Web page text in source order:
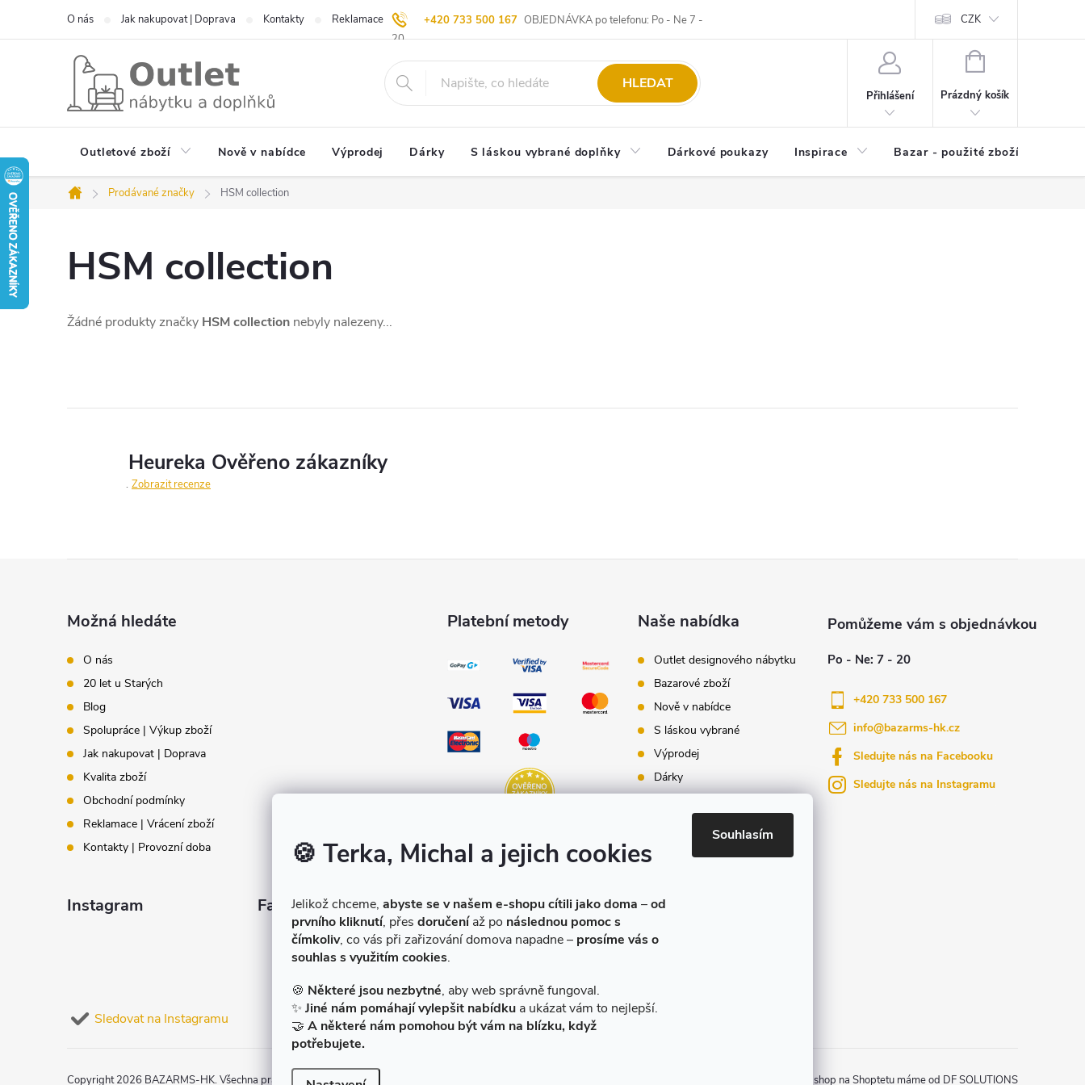
+420 733 500 167 OBJEDNÁVKA po telefonu: Po - Ne 7 -
20
🍪 Terka, Michal a jejich cookies
Jelikož chceme, abyste se v našem e-shopu cítili jako doma –od
prvního kliknutí, přes doručeníaž po následnou pomoc s
čímkoliv, co vás při zařizování domova napadne – prosíme vás o
souhlas s využitím cookies.
🍪 Některé jsou nezbytné, aby web správně fungoval.
✨ Jiné nám pomáhají vylepšit nabídku a ukázat vám to nejlepší.
🤝 A některé nám pomohou být vám na blízku, když
potřebujete.
Souhlasím
O nás Jak nakupovat | Doprava Kontakty Reklamace | Vrácení zboží Blog 20 let u Starých Komisní prodej | Výkup zboží Kvalita zboží Spolupráce |
CZK
HLEDAT
Přihlášení
NÁKUPNÍ
Prázdný košík
Outletové zboží Nově v nabídce Výprodej Dárky S láskou vybrané doplňky Dárkové poukazy Inspirace Bazar - použité zboží
Domů
Prodávané značky HSM collection
HSM collection
Žádné produkty značky HSM collection nebyly nalezeny...
Zobrazit recenze
Možná hledáte
O nás
20 let u Starých
Blog
Spolupráce | Výkup zboží
Jak nakupovat | Doprava
Kvalita zboží
Obchodní podmínky
Reklamace | Vrácení zboží
Kontakty | Provozní doba
Platební metody Naše nabídka
Outlet designového nábytku
Bazarové zboží
Nově v nabídce
S láskou vybrané
Výprodej
Dárky
e-shopu
info@bazarms-hk.cz
+420 733 500 167
Sledujte nás na Facebooku
Sledujte nás na Instagramu
Instagram
Sledovat na Instagramu
Facebook
Zprovozněný e-shop na Shoptetu máme od DF SOLUTIONS
Copyright 2026 BAZARMS-HK. Všechna práva vyhrazena.